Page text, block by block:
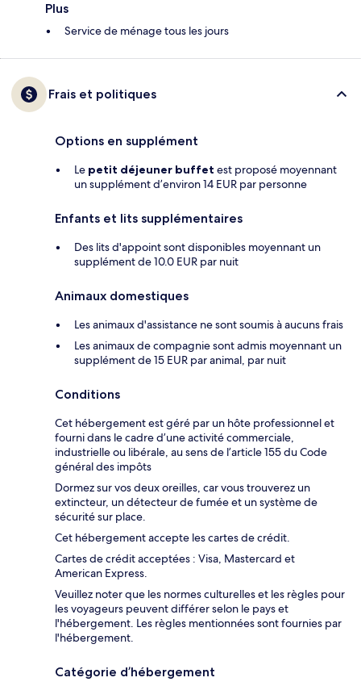
Plus
Service de ménage tous les jours
Frais et politiques
Options en supplément
Le petit déjeuner buffet est proposé moyennant
un supplément d’environ 14 EUR par personne
Enfants et lits supplémentaires
Des lits d'appoint sont disponibles moyennant un
supplément de 10.0 EUR par nuit
Animaux domestiques
Les animaux d'assistance ne sont soumis à aucuns frais
Les animaux de compagnie sont admis moyennant un
supplément de 15 EUR par animal, par nuit
Conditions
Cet hébergement est géré par un hôte professionnel et
fourni dans le cadre d’une activité commerciale,
industrielle ou libérale, au sens de l’article 155 du Code
général des impôts
Dormez sur vos deux oreilles, car vous trouverez un
extincteur, un détecteur de fumée et un système de
sécurité sur place.
Cet hébergement accepte les cartes de crédit.
Cartes de crédit acceptées : Visa, Mastercard et
American Express.
Veuillez noter que les normes culturelles et les règles pour
les voyageurs peuvent différer selon le pays et
l'hébergement. Les règles mentionnées sont fournies par
l'hébergement.
Catégorie d’hébergement